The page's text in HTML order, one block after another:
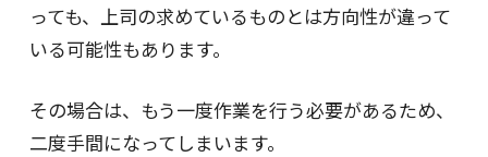
っても、上司の求めているものとは方向性が違って
いる可能性もあります。
その場合は、もう一度作業を行う必要があるため、
二度手間になってしまいます。